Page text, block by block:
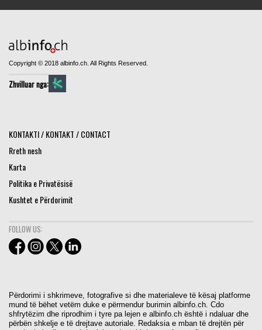
Copyright © 2018 albinfo.ch. All Rights Reserved.
Zhvilluar nga:
KONTAKTI / KONTAKT / CONTACT
Rreth nesh
Karta
Politika e Privatësisë
Kushtet e Përdorimit
FOLLOW US:
Përdorimi i shkrimeve, fotografive si dhe materialeve të kësaj platforme
mund të bëhet vetëm duke e përmendur burimin albinfo.ch. Cdo
shfrytëzim dhe riprodhim i tyre pa lejen e albinfo.ch është i ndaluar dhe
përbën shkelje e të drejtave autoriale. Redaksia e mban të drejtën për